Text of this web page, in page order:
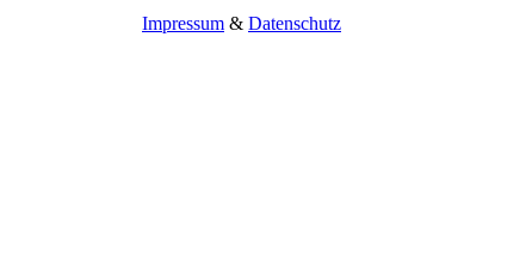
Impressum & Datenschutz